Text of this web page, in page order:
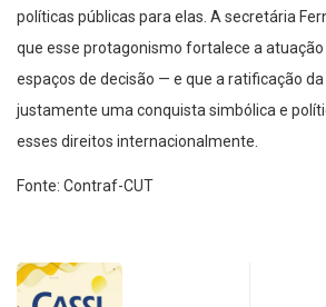
políticas públicas para elas. A secretária
que esse protagonismo fortalece a atuação
espaços de decisão — e que a ratificação
justamente uma conquista simbólica e
esses direitos internacionalmente.
Fonte: Contraf-CUT